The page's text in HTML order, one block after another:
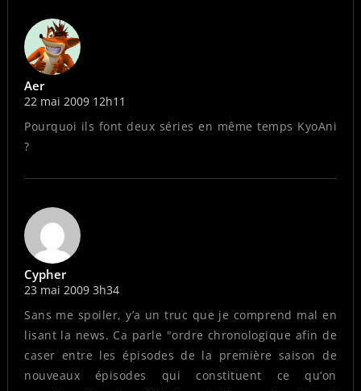
Aer
22 mai 2009 12h11
Pourquoi ils font deux séries en même temps KyoAni
?
Cypher
23 mai 2009 3h34
Sans me spoiler, y’a un truc que je comprend mal en
lisant la news. Ca parle "ordre chronologique afin de
caser entre les épisodes de la première saison de
nouveaux épisodes qui constituent ce qu’on